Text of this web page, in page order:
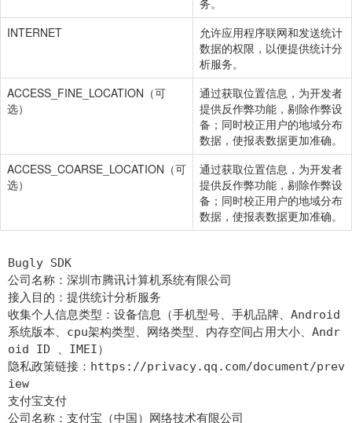
务。
INTERNET
允许应用程序联网和发送统计
数据的权限，以便提供统计分
析服务。
ACCESS_FINE_LOCATION（可
选）
通过获取位置信息，为开发者
提供反作弊功能，剔除作弊设
备；同时校正用户的地域分布
数据，使报表数据更加准确。
ACCESS_COARSE_LOCATION（可
选）
通过获取位置信息，为开发者
提供反作弊功能，剔除作弊设
备；同时校正用户的地域分布
数据，使报表数据更加准确。
Bugly SDK
公司名称：深圳市腾讯计算机系统有限公司
接入目的：提供统计分析服务
收集个人信息类型：设备信息（手机型号、手机品牌、Android
系统版本、cpu架构类型、网络类型、内存空间占用大小、Andr
oid ID 、IMEI）
隐私政策链接：https://privacy.qq.com/document/prev
iew
支付宝支付
公司名称：支付宝（中国）网络技术有限公司